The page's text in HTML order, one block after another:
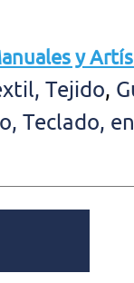
y
Tejido,
Teclado,